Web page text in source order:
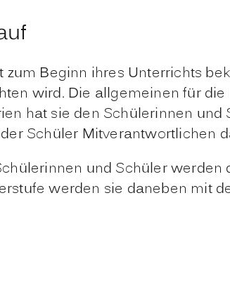
zum Beginn ihres Unterrichts
wird. Die allgemeinen für
hat sie den Schülerinnen
Schüler Mitverantwortlichen
und Schüler
werden sie daneben mit